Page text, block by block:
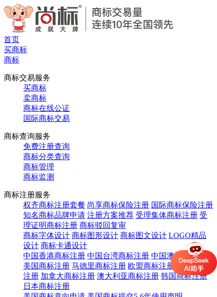
首页
买商标
商标
商标交易服务
买商标
卖商标
商标在线公证
国际商标交易
商标查询服务
免费注册查询
商标分类查询
商标管理
商标监测
商标注册服务
权齐商标注册套餐 尚享商标保险注册 国际商标保险注册
知名商标品牌申请 注册方案推荐 受理集体商标注册 受
理证明商标注册 商标驳回复审
商标字体设计 商标图形设计 商标图文设计 LOGO精品
设计 商标卡通设计
中国香港商标注册 中国台湾商标注册 中国澳门商标注册
美国商标注册 马德里商标注册 欧盟商标注册
英国商标
注册 加拿大商标注册 澳大利亚商标注册 韩国商标注册
日本商标注册